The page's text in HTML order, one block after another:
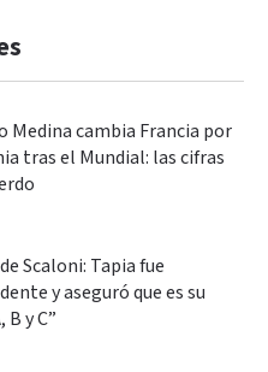
Medina cambia Francia por
tras el Mundial: las cifras
Scaloni: Tapia fue
y aseguró que es su
B y C”